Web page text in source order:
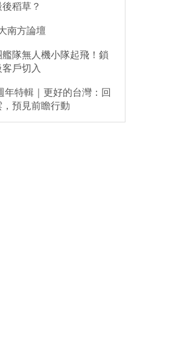
稻草？
南方論壇
隊無人機小隊起飛！鎖
戶切入
年特輯｜更好的台灣：回
預見前瞻行動